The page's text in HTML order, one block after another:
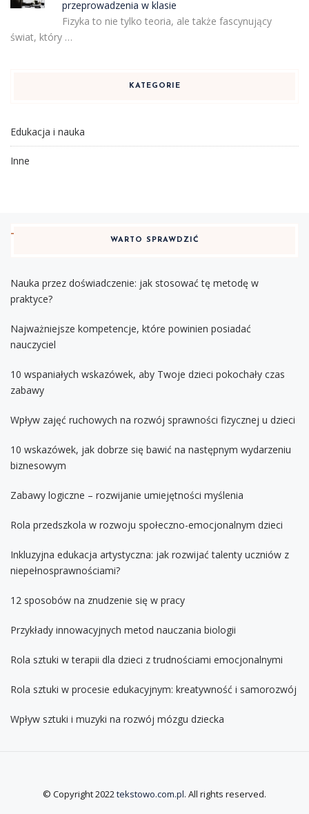
przeprowadzenia w klasie
Fizyka to nie tylko teoria, ale także fascynujący
świat, który …
KATEGORIE
Edukacja i nauka
Inne
WARTO SPRAWDZIĆ
Nauka przez doświadczenie: jak stosować tę metodę w
praktyce?
Najważniejsze kompetencje, które powinien posiadać
nauczyciel
10 wspaniałych wskazówek, aby Twoje dzieci pokochały czas
zabawy
Wpływ zajęć ruchowych na rozwój sprawności fizycznej u dzieci
10 wskazówek, jak dobrze się bawić na następnym wydarzeniu
biznesowym
Zabawy logiczne – rozwijanie umiejętności myślenia
Rola przedszkola w rozwoju społeczno-emocjonalnym dzieci
Inkluzyjna edukacja artystyczna: jak rozwijać talenty uczniów z
niepełnosprawnościami?
12 sposobów na znudzenie się w pracy
Przykłady innowacyjnych metod nauczania biologii
Rola sztuki w terapii dla dzieci z trudnościami emocjonalnymi
Rola sztuki w procesie edukacyjnym: kreatywność i samorozwój
Wpływ sztuki i muzyki na rozwój mózgu dziecka
© Copyright 2022tekstowo.com.pl. All rights reserved.